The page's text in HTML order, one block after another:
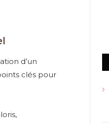
d’un
clés pour